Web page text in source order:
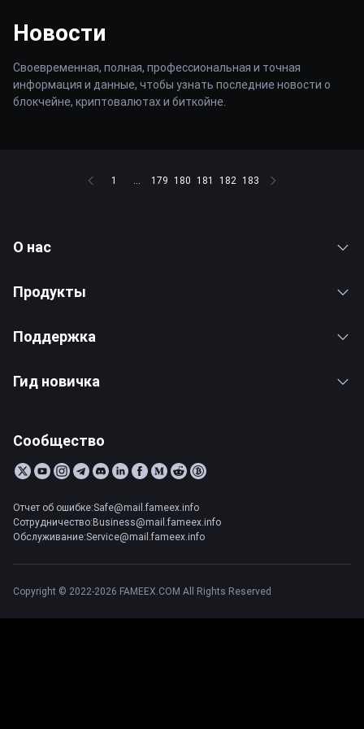
Новости
Своевременная, полная, профессиональная и точная
информация и данные, чтобы узнать последние новости о
блокчейне, криптовалютах и биткойне.
1 ... 179 180 181 182 183
О нас
Продукты
Поддержка
Гид новичка
Сообщество
Отчет об ошибке:Safe@mail.fameex.info
Сотрудничество:Business@mail.fameex.info
Обслуживание:Service@mail.fameex.info
Copyright © 2022-2026 FAMEEX.COM All Rights Reserved